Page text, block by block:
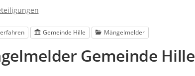
Gemeinde Hille Mängelmelder
Gemeinde Hille